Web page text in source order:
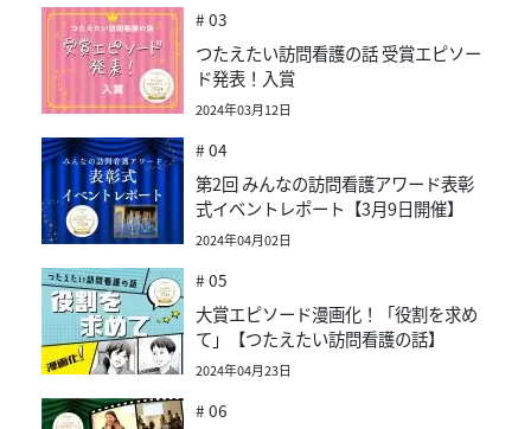
# 03
つたえたい訪問看護の話 受賞エピソー
ド発表！入賞
2024年03月12日
# 04
第2回 みんなの訪問看護アワード表彰
式イベントレポート【3月9日開催】
2024年04月02日
# 05
大賞エピソード漫画化！「役割を求め
て」【つたえたい訪問看護の話】
2024年04月23日
# 06